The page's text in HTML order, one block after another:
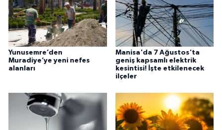
Yunusemre’den
Muradiye’ye yeni nefes
alanları
Manisa'da 7 Ağustos'ta
geniş kapsamlı elektrik
kesintisi! İşte etkilenecek
ilçeler